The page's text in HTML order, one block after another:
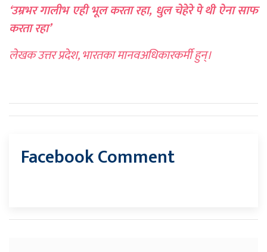
‘उम्रभर गालीभ एही भूल करता रहा, धुल चेहेरे पे थी ऐना साफ
करता रहा’
लेखक उत्तर प्रदेश, भारतका मानवअधिकारकर्मी हुन्।
Facebook Comment